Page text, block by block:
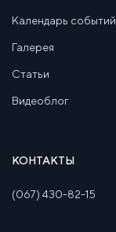
Календарь событий
Галерея
Статьи
Видеоблог
КОНТАКТЫ
(067) 430-82-15